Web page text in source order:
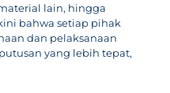
lain, hingga
bahwa setiap pihak
dan pelaksanaan
yang lebih tepat,